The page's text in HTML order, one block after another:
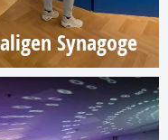
Synagoge